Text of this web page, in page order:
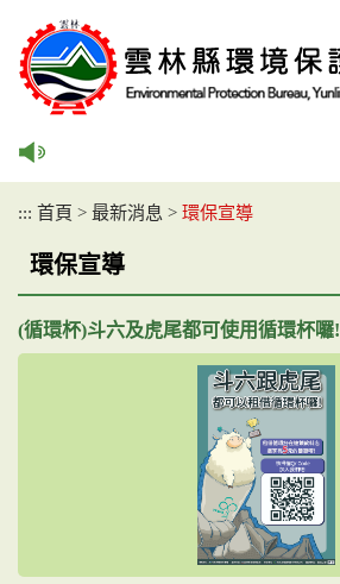
::: 首頁 > 最新消息 > 環保宣導
環保宣導
(循環杯)斗六及虎尾都可使用循環杯囉!